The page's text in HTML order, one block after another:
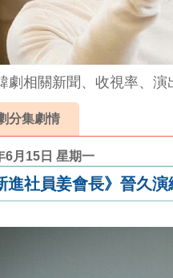
劇相關新聞、收視率、
分集劇情
6月15日 星期一
進社員姜會長》晉久